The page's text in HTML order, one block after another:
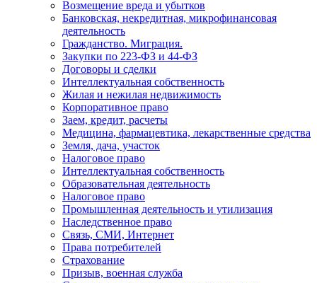
Возмещение вреда и убытков
Банковская, некредитная, микрофинансовая
деятельность
Гражданство. Миграция.
Закупки по 223-ФЗ и 44-ФЗ
Договоры и сделки
Интеллектуальная собственность
Жилая и нежилая недвижимость
Корпоративное право
Заем, кредит, расчеты
Медицина, фармацевтика, лекарственные средства
Земля, дача, участок
Налоговое право
Интеллектуальная собственность
Образовательная деятельность
Налоговое право
Промышленная деятельность и утилизация
Наследственное право
Связь, СМИ, Интернет
Права потребителей
Страхование
Призыв, военная служба